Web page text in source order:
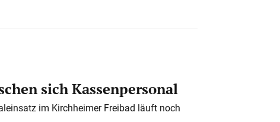
sich Kassenpersonal
im Kirchheimer Freibad läuft noch